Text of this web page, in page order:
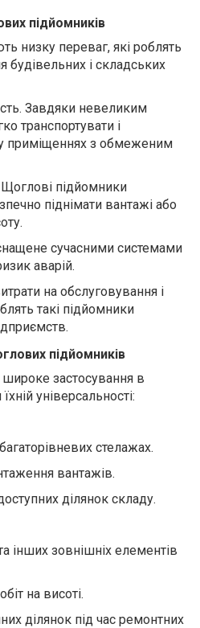
підйомників
низку переваг, які роблять
будівельних і складських
Завдяки невеликим
транспортувати і
приміщеннях з обмеженим
Щоглові підйомники
піднімати вантажі або
сучасними системами
аварій.
на обслуговування і
такі підйомники
підйомників
застосування в
універсальності:
стелажах.
вантажів.
ділянок складу.
інших зовнішніх елементів
на висоті.
ділянок під час ремонтних